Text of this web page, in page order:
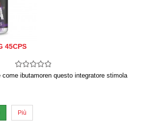
45CPS
ibutamoren questo integratore stimola
Più